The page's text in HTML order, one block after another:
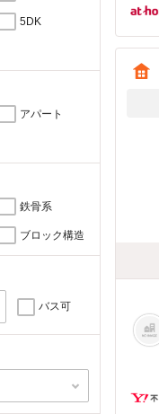
5DK
アパート
鉄骨系
ブロック構造
バス可